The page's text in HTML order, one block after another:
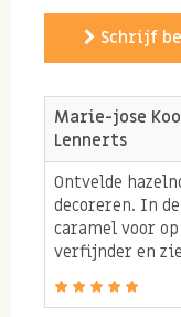
de structuur,
worden net als
witte hazelnoten
Gebruik witte
Witte
omdat zij hun
extra krokante
hazelnoten kort
Schrijf
Marie-jose
Lennerts
Ontvelde
decoreren. In
caramel voor
verfijnder en